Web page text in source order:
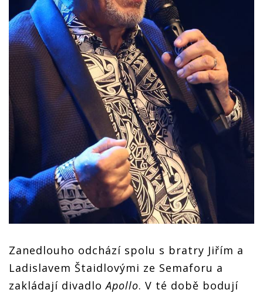
Zanedlouho odchází spolu s bratry Jiřím a
Ladislavem Štaidlovými ze Semaforu a
zakládají divadloApollo. V té době bodují